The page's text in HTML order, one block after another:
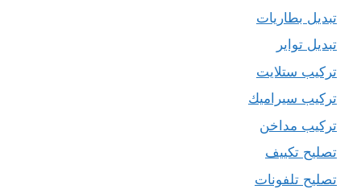
تبديل بطاريات
تبديل تواير
تركيب ستلايت
تركيب سيراميك
تركيب مداخن
تصليح تكييف
تصليح تلفونات